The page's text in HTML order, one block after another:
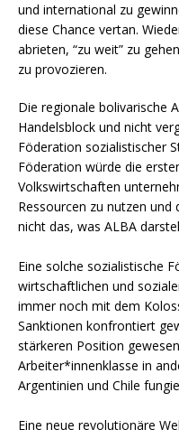
und international zu
diese Chance vertan.
abrieten, “zu weit” zu
zu provozieren.
Die regionale bolivarische
Handelsblock und nicht
Föderation sozialistischer
Föderation würde die
Volkswirtschaften
Ressourcen zu nutzen
nicht das, was ALBA
Eine solche sozialistische
wirtschaftlichen und
immer noch mit dem
Sanktionen konfrontiert
stärkeren Position
Arbeiter*innenklasse in
Argentinien und Chile
Eine neue revolutionäre